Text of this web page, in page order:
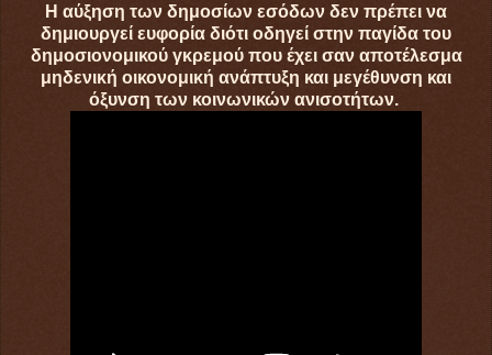
Η αύξηση των δημοσίων εσόδων δεν πρέπει να
δημιουργεί ευφορία διότι οδηγεί στην παγίδα του
δημοσιονομικού γκρεμού που έχει σαν αποτέλεσμα
μηδενική οικονομική ανάπτυξη και μεγέθυνση και
όξυνση των κοινωνικών ανισοτήτων.